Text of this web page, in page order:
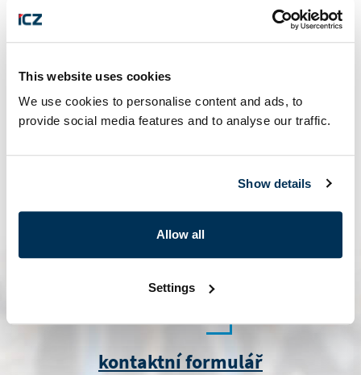
This website uses cookies
We use cookies to personalise content and ads, to
provide social media features and to analyse our traffic.
Show details
Allow all
Settings
kontaktní formulář